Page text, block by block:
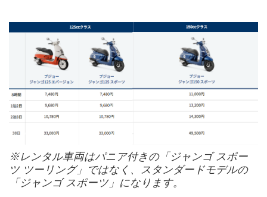
※レンタル車両はパニア付きの「ジャンゴ スポー
ツ ツーリング」ではなく、スタンダードモデルの
「ジャンゴ スポーツ」になります。